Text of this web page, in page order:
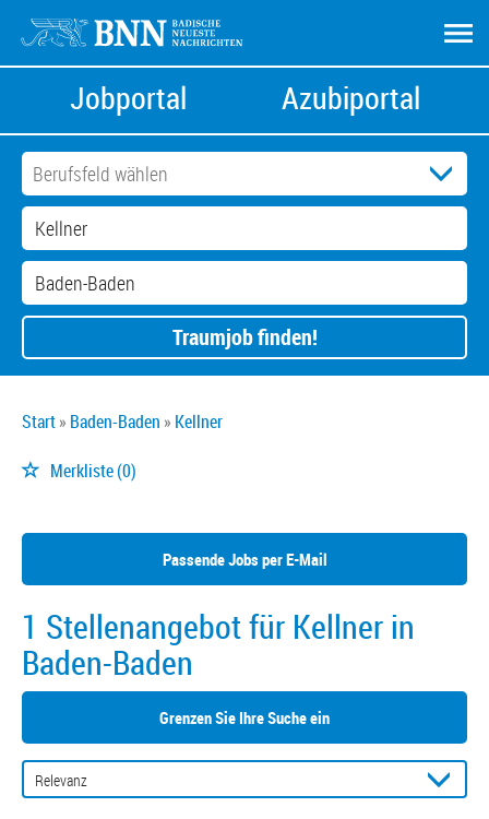
Jobportal Azubiportal
Traumjob finden!
Start Baden-Baden Kellner
Merkliste(0)
Passende Jobs per E-Mail
1 Stellenangebot für Kellner in
Baden-Baden
Grenzen Sie Ihre Suche ein